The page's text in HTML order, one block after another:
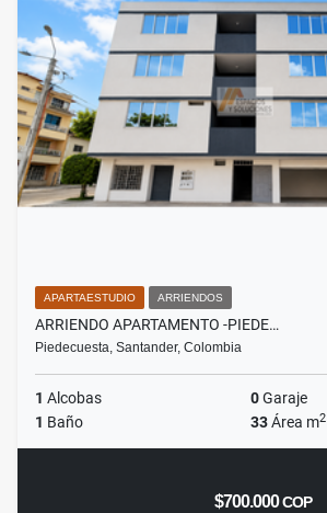
APARTAESTUDIO ARRIENDOS
ARRIENDO APARTAMENTO -PIEDE…
Piedecuesta, Santander, Colombia
1 Alcobas 0Garaje
1 Baño 33Área m2
$700.000COP